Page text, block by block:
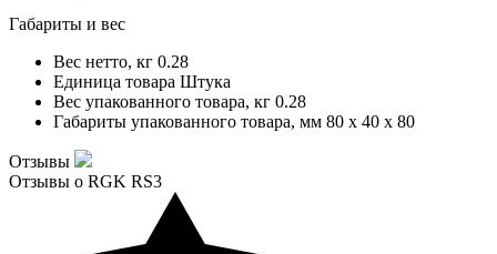
Габариты и вес
Вес нетто, кг 0.28
Единица товара Штука
Вес упакованного товара, кг 0.28
Габариты упакованного товара, мм 80 x 40 x 80
Отзывы
Отзывы о RGK RS3